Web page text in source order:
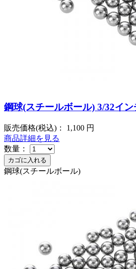
鋼球(スチールボール) 3/32イン
販売価格(税込)： 1,100 円
商品詳細を見る
数量：
鋼球(スチールボール)